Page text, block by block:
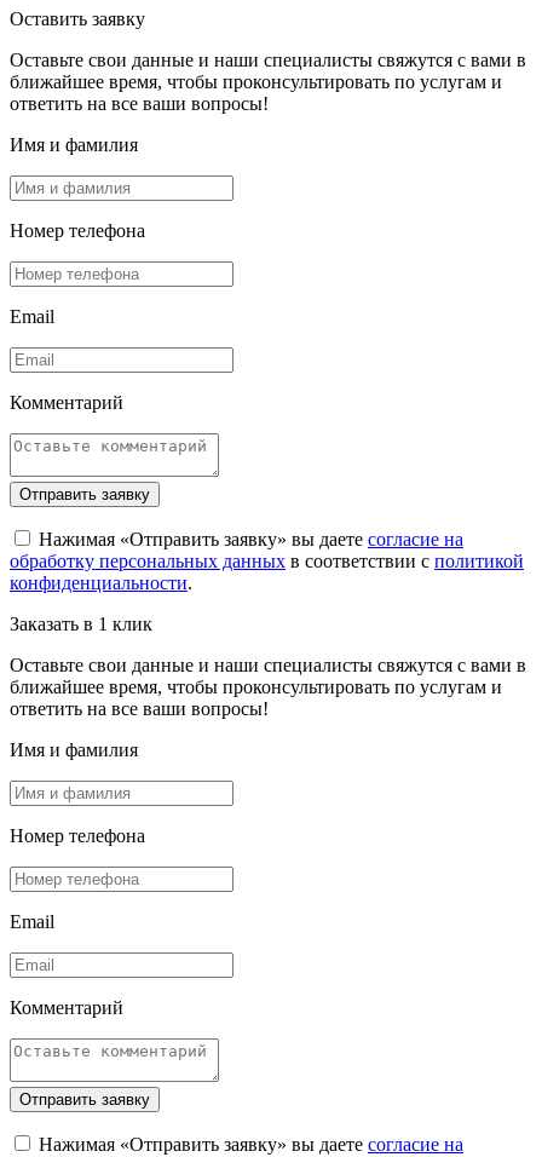
Оставить заявку
Оставьте свои данные и наши специалисты свяжутся с вами в
ближайшее время, чтобы проконсультировать по услугам и
ответить на все ваши вопросы!
Имя и фамилия
Номер телефона
Email
Комментарий
Отправить заявку
Нажимая «Отправить заявку» вы даете согласие на
обработку персональных данных в соответствии с политикой
конфиденциальности.
Заказать в 1 клик
Оставьте свои данные и наши специалисты свяжутся с вами в
ближайшее время, чтобы проконсультировать по услугам и
ответить на все ваши вопросы!
Имя и фамилия
Номер телефона
Email
Комментарий
Отправить заявку
Нажимая «Отправить заявку» вы даете согласие на